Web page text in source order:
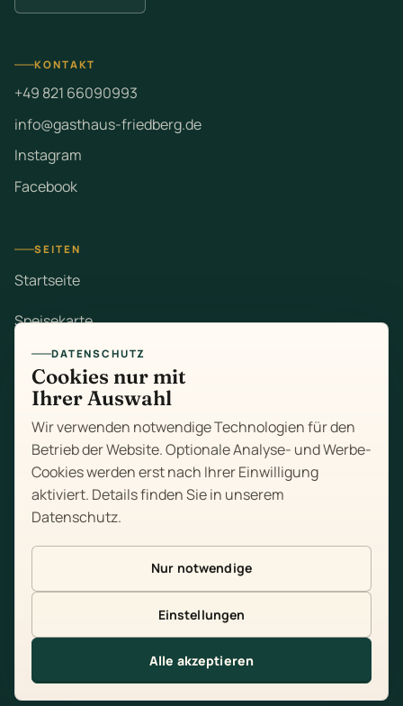
KONTAKT
+49 821 66090993
info@gasthaus-friedberg.de
Instagram
Facebook
SEITEN
Startseite
Speisekarte
Mittagstisch
Zum Mitnehmen
Feiern
Über uns
Kontakt
Cookie-Einstellungen
Tisch reservieren
DATENSCHUTZ
Cookies nur mit
Ihrer Auswahl
Wir verwenden notwendige Technologien für den
Betrieb der Website. Optionale Analyse- und Werbe-
Cookies werden erst nach Ihrer Einwilligung
aktiviert. Details finden Sie in unserem
Datenschutz.
Nur notwendige
Einstellungen
Alle akzeptieren